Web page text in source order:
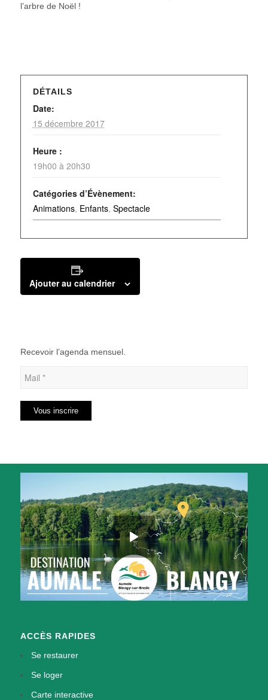
l’arbre de Noël !
DÉTAILS
Date:
15 décembre 2017
Heure :
19h00 à 20h30
Catégories d’Évènement:
Animations, Enfants, Spectacle
Ajouter au calendrier
Recevoir l’agenda mensuel.
ACCÈS RAPIDES
Se restaurer
Se loger
Carte interactive